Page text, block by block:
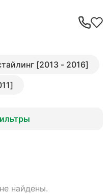
[2013 - 2016]
найдены.